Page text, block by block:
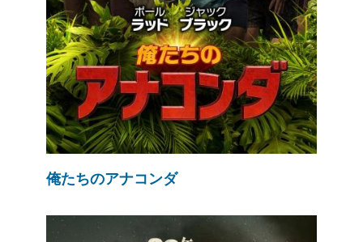
俺たちのアナコンダ